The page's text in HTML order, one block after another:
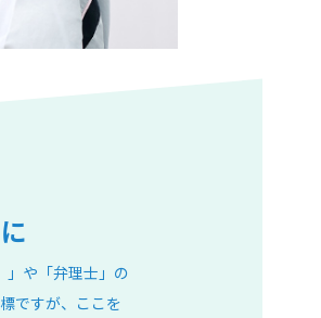
」や「弁理士」の
ですが、ここを